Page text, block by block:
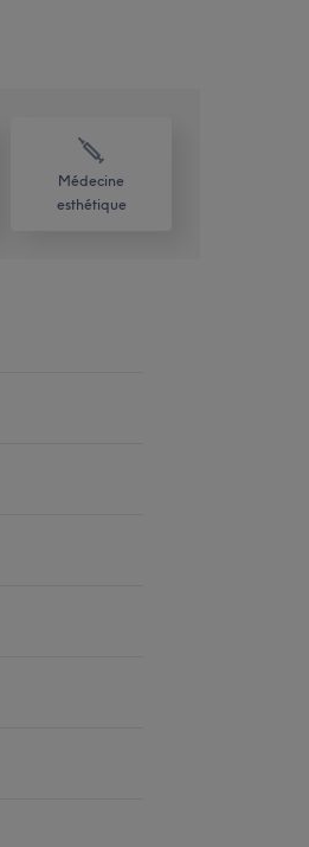
Médecine
esthétique